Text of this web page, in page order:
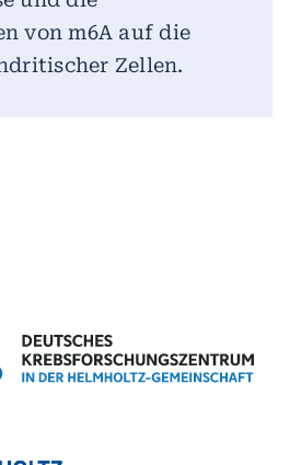
von m6A auf die
Zellen.